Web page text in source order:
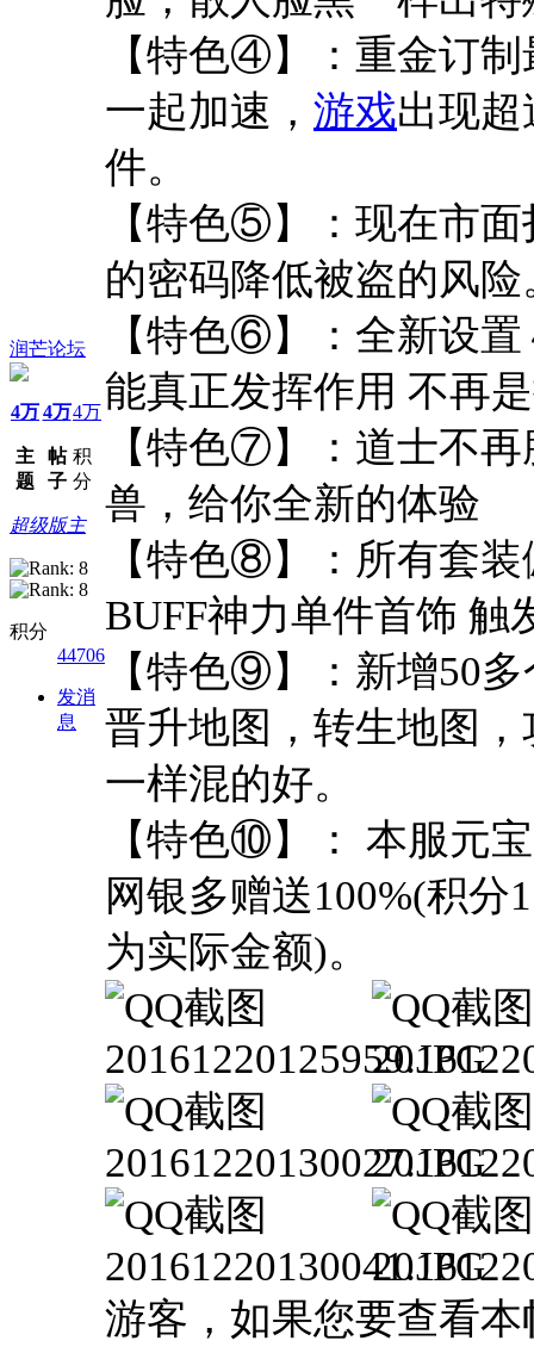
润芒论坛
4万
主
题
4万
帖
子
4万
积
分
超级版主
积分
44706
发消
息
【特色④】：重金订
一起加速， 游戏出现
件。
【特色⑤】：现在市面
的密码降低被盗的风
【特色⑥】：全新设
能真正发挥作用 不再
【特色⑦】：道士不
兽，给你全新的体验
【特色⑧】：所有套
BUFF神力单件首饰 触
【特色⑨】：新增50
晋升地图，转生地图
一样混的好。
【特色⑩】： 本服元
网银多赠送100%(积分
为实际金额)。
游客，如果您要查看